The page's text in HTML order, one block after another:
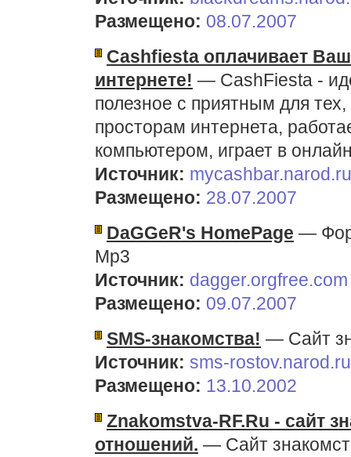
Размещено: 08.07.2007
Cashfiesta оплачивает
интернете! — CashFiesta -
полезное с приятным для
просторам интернета,
компьютером, играет в
Источник: mycashbar.narod.ru
Размещено: 28.07.2007
DaGGeR's HomePage —
Mp3
Источник: dagger.orgfree.com
Размещено: 09.07.2007
SMS-знакомства! — Сайт
Источник: sms-rostov.narod.ru
Размещено: 13.10.2002
Znakomstva-RF.Ru - сайт
отношений. — Сайт